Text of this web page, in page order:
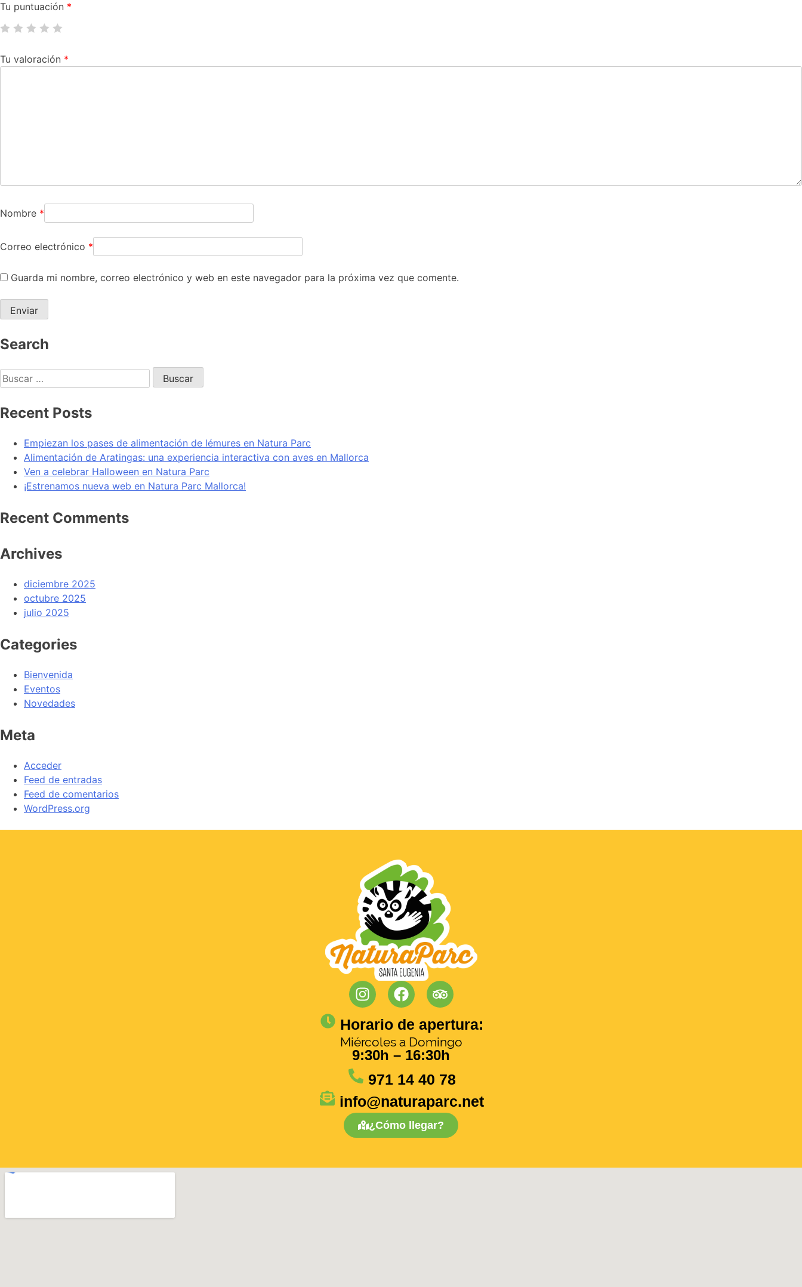
Tu puntuación *
Tu valoración *
Nombre *
Correo electrónico *
Guarda mi nombre, correo electrónico y web en este navegador para la próxima vez que comente.
Search
Recent Posts
Empiezan los pases de alimentación de lémures en Natura Parc
Alimentación de Aratingas: una experiencia interactiva con aves en Mallorca
Ven a celebrar Halloween en Natura Parc
¡Estrenamos nueva web en Natura Parc Mallorca!
Recent Comments
Archives
diciembre 2025
octubre 2025
julio 2025
Categories
Bienvenida
Eventos
Novedades
Meta
Acceder
Feed de entradas
Feed de comentarios
WordPress.org
Horario de apertura:
Miércoles a Domingo
9:30h – 16:30h
971 14 40 78
info@naturaparc.net
¿Cómo llegar?